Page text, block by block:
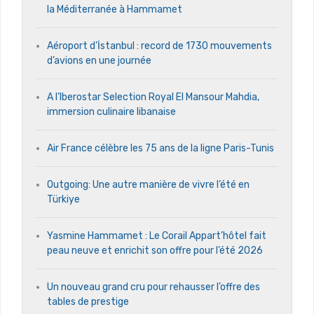
la Méditerranée à Hammamet
Aéroport d’İstanbul : record de 1730 mouvements
d’avions en une journée
A l’Iberostar Selection Royal El Mansour Mahdia,
immersion culinaire libanaise
Air France célèbre les 75 ans de la ligne Paris-Tunis
Outgoing: Une autre manière de vivre l’été en
Türkiye
Yasmine Hammamet : Le Corail Appart’hôtel fait
peau neuve et enrichit son offre pour l’été 2026
Un nouveau grand cru pour rehausser l’offre des
tables de prestige